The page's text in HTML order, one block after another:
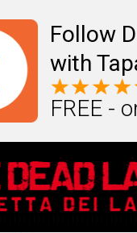
Follow
with
FREE -